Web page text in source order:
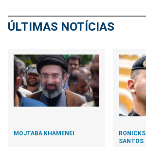
ÚLTIMAS NOTÍCIAS
MOJTABA KHAMENEI
SANTOS